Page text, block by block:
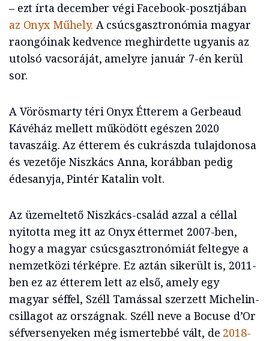
– ezt írta december végi Facebook-posztjában
az Onyx Műhely. A csúcsgasztronómia magyar
raongóinak kedvence meghirdette ugyanis az
utolsó vacsoráját, amelyre január 7-én kerül
sor.
A Vörösmarty téri Onyx Étterem a Gerbeaud
Kávéház mellett működött egészen 2020
tavaszáig. Az étterem és cukrászda tulajdonosa
és vezetője Niszkács Anna, korábban pedig
édesanyja, Pintér Katalin volt.
Az üzemeltető Niszkács-család azzal a céllal
nyitotta meg itt az Onyx éttermet 2007-ben,
hogy a magyar csúcsgasztronómiát feltegye a
nemzetközi térképre. Ez aztán sikerült is, 2011-
ben ez az étterem lett az első, amely egy
magyar séffel, Széll Tamással szerzett Michelin-
csillagot az országnak. Széll neve a Bocuse d’Or
séfversenyeken még ismertebbé vált, de 2018-